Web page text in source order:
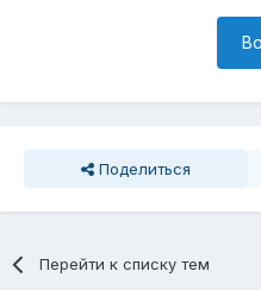
Поделиться
Перейти к списку тем